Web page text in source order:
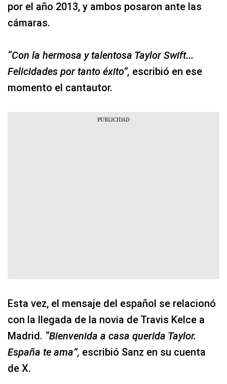
por el año 2013, y ambos posaron ante las
cámaras.
“Con la hermosa y talentosa Taylor Swift...
Felicidades por tanto éxito”, escribió en ese
momento el cantautor.
Esta vez, el mensaje del español se relacionó
con la llegada de la novia de Travis Kelce a
Madrid. “Bienvenida a casa querida Taylor.
España te ama”, escribió Sanz en su cuenta
de X.